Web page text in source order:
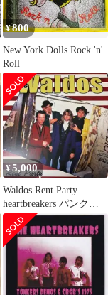
¥800
New York Dolls Rock 'n'
Roll
¥5,000
Waldos Rent Party
heartbreakers パンク天
国